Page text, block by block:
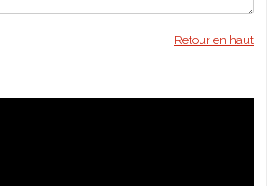
Retour en haut